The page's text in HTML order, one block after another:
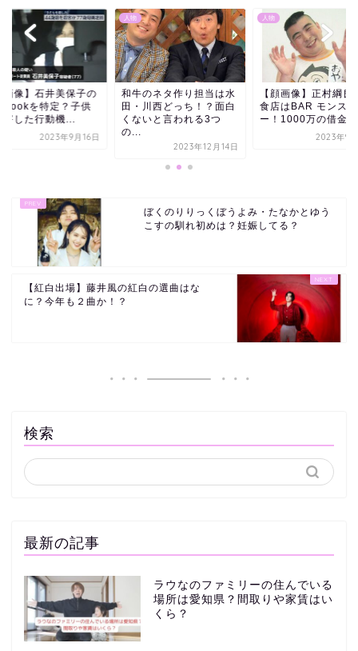
のネタ作り担当は水
川西どっち！？面白
いと言われる3つ
人物
【顔画像】正村綱良の飲
食店はBAR モンスタ
ー！1000万の借金ま...
人物
【顔画像】石井美保
facebookを特定？
を殺害した行動機...
2023年9
ぼくのりりっくぼうよみ・たなかとゆう
こすの馴れ初めは？妊娠してる？
【紅白出場】藤井風の紅白の選曲はな
に？今年も２曲か！？
検索
最新の記事
ラウなのファミリーの住んでいる
場所は愛知県？間取りや家賃はい
くら？